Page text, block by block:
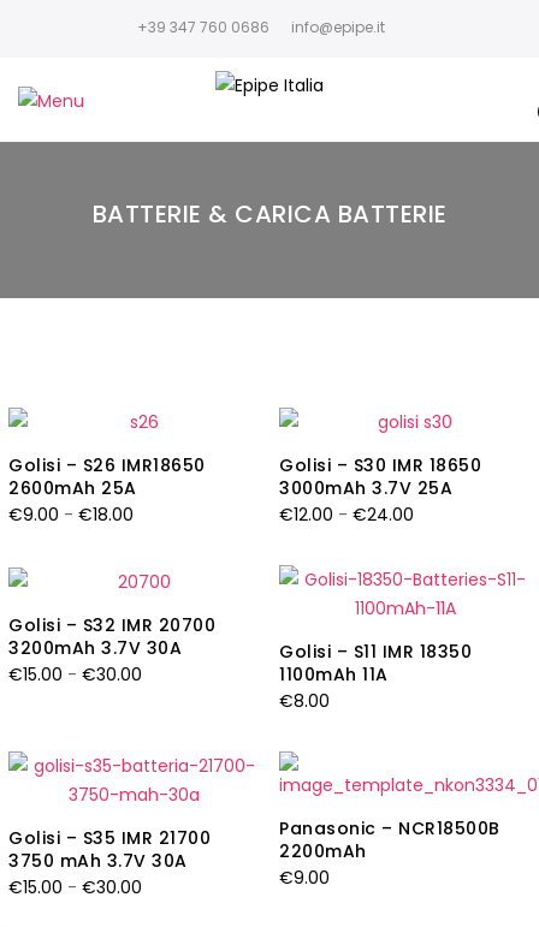
+39 347 760 0686 info@epipe.it
BATTERIE & CARICA BATTERIE
Golisi – S26 IMR18650
2600mAh 25A
€9.00 - €18.00
prezzo:
€9.00
a
€18.00
Golisi – S30 IMR 18650
3000mAh 3.7V 25A
€12.00 - €24.00
prezzo:
da
a
Golisi – S32 IMR 20700
3200mAh 3.7V 30A
€15.00 - €30.00
da
€15.00
€30.00
Golisi – S11 IMR 18350
1100mAh 11A
€8.00
Golisi – S35 IMR 21700
3750 mAh 3.7V 30A
€15.00 - €30.00
Panasonic – NCR18500B
2200mAh
€9.00